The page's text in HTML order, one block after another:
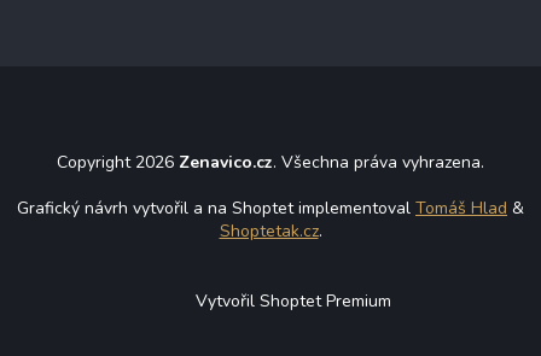
Copyright 2026 Zenavico.cz. Všechna práva vyhrazena.
Grafický návrh vytvořil a na Shoptet implementoval Tomáš Hlad &
Shoptetak.cz.
Vytvořil Shoptet Premium